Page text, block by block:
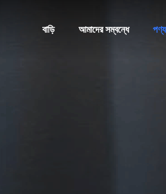
বাড়ি আমাদের সম্বন্ধে পণ্য